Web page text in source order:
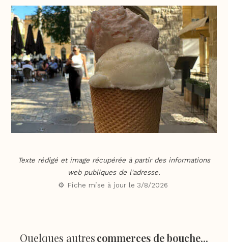
Texte rédigé et image récupérée à partir des informations
web publiques de l'adresse.
⚙️ Fiche mise à jour le 3/8/2026
Quelques autrescommerces de bouche...